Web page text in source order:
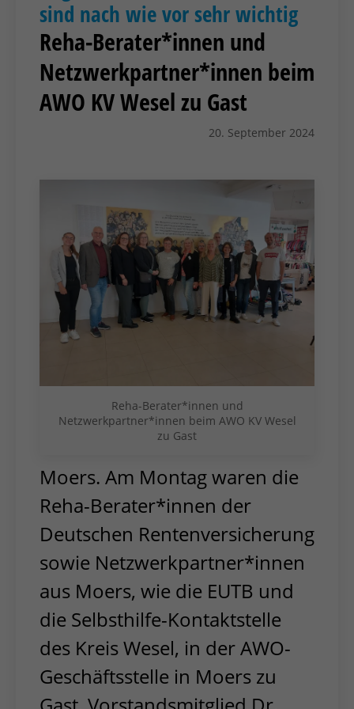
sind nach wie vor sehr wichtig
Reha-Berater*innen und
Netzwerkpartner*innen beim
AWO KV Wesel zu Gast
20. September 2024
Reha-Berater*innen und
Netzwerkpartner*innen beim AWO KV Wesel
zu Gast
Moers. Am Montag waren die
Reha-Berater*innen der
Deutschen Rentenversicherung
sowie Netzwerkpartner*innen
aus Moers, wie die EUTB und
die Selbsthilfe-Kontaktstelle
des Kreis Wesel, in der AWO-
Geschäftsstelle in Moers zu